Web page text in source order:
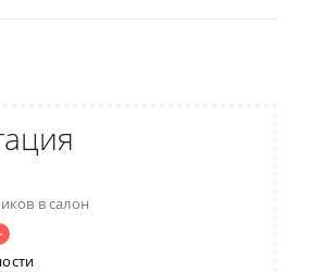
в салон